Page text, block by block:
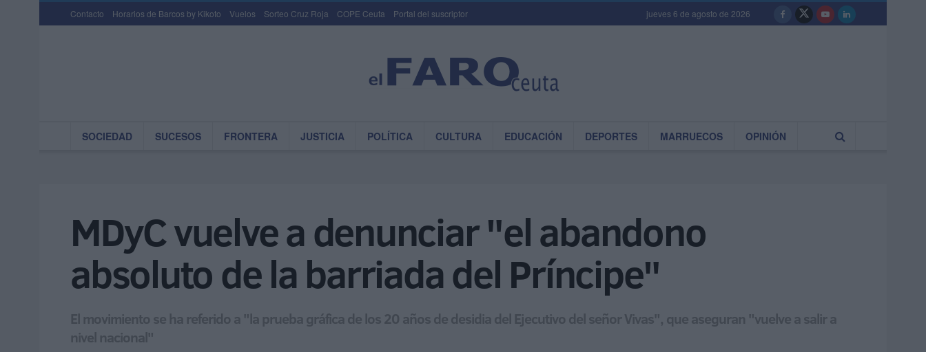
Contacto Horarios de Barcos by Kikoto Vuelos Sorteo Cruz Roja COPE Ceuta Portal del suscriptor jueves 6 de agosto de 2026
SOCIEDAD SUCESOS FRONTERA JUSTICIA POLÍTICA CULTURA EDUCACIÓN DEPORTES MARRUECOS OPINIÓN
MDyC vuelve a denunciar "el abandono
absoluto de la barriada del Príncipe"
El movimiento se ha referido a "la prueba gráfica de los 20 años de desidia del Ejecutivo del señor Vivas", que aseguran "vuelve a salir a
nivel nacional"